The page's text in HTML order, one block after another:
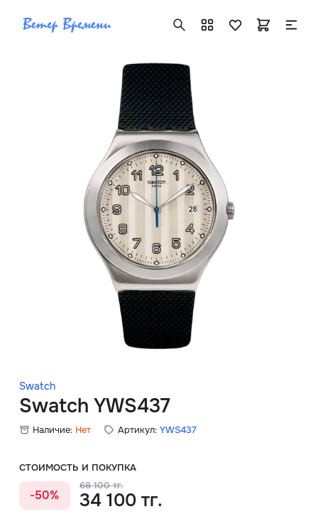
Swatch
Swatch YWS437
Наличие: Нет Артикул: YWS437
СТОИМОСТЬ И ПОКУПКА
-50%
68 100 тг.
34 100 тг.
+7 ( 705 ) 181-42-50
info@vetervremeni.kz
Авторизация
Каталог
Мужские часы
Женские часы
Скидки
Главная
О нас
Доставка и оплата